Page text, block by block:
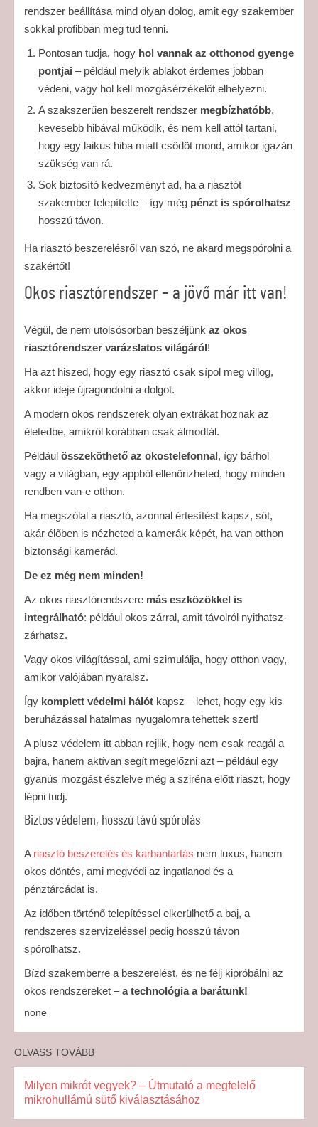
rendszer beállítása mind olyan dolog, amit egy szakember
sokkal profibban meg tud tenni.
Pontosan tudja, hogy hol vannak az otthonod gyenge
pontjai – például melyik ablakot érdemes jobban
védeni, vagy hol kell mozgásérzékelőt elhelyezni.
A szakszerűen beszerelt rendszer megbízhatóbb,
kevesebb hibával működik, és nem kell attól tartani,
hogy egy laikus hiba miatt csődöt mond, amikor igazán
szükség van rá.
Sok biztosító kedvezményt ad, ha a riasztót
szakember telepítette – így még pénzt is spórolhatsz
hosszú távon.
Ha riasztó beszerelésről van szó, ne akard megspórolni a
szakértőt!
Okos riasztórendszer – a jövő már itt van!
Végül, de nem utolsósorban beszéljünk az okos
riasztórendszer varázslatos világáról!
Ha azt hiszed, hogy egy riasztó csak sípol meg villog,
akkor ideje újragondolni a dolgot.
A modern okos rendszerek olyan extrákat hoznak az
életedbe, amikről korábban csak álmodtál.
Például összeköthető az okostelefonnal, így bárhol
vagy a világban, egy appból ellenőrizheted, hogy minden
rendben van-e otthon.
Ha megszólal a riasztó, azonnal értesítést kapsz, sőt,
akár élőben is nézheted a kamerák képét, ha van otthon
biztonsági kamerád.
De ez még nem minden!
Az okos riasztórendszere más eszközökkel is
integrálható: például okos zárral, amit távolról nyithatsz-
zárhatsz.
Vagy okos világítással, ami szimulálja, hogy otthon vagy,
amikor valójában nyaralsz.
Így komplett védelmi hálót kapsz – lehet, hogy egy kis
beruházással hatalmas nyugalomra tehettek szert!
A plusz védelem itt abban rejlik, hogy nem csak reagál a
bajra, hanem aktívan segít megelőzni azt – például egy
gyanús mozgást észlelve még a sziréna előtt riaszt, hogy
lépni tudj.
Biztos védelem, hosszú távú spórolás
A riasztó beszerelés és karbantartás nem luxus, hanem
okos döntés, ami megvédi az ingatlanod és a
pénztárcádat is.
Az időben történő telepítéssel elkerülhető a baj, a
rendszeres szervizeléssel pedig hosszú távon
spórolhatsz.
Bízd szakemberre a beszerelést, és ne félj kipróbálni az
okos rendszereket –a technológia a barátunk!
none
OLVASS TOVÁBB
Milyen mikrót vegyek? – Útmutató a megfelelő
mikrohullámú sütő kiválasztásához